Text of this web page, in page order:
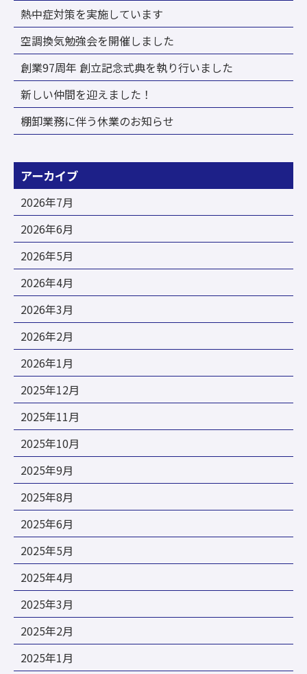
熱中症対策を実施しています
空調換気勉強会を開催しました
創業97周年 創立記念式典を執り行いました
新しい仲間を迎えました！
棚卸業務に伴う休業のお知らせ
アーカイブ
2026年7月
2026年6月
2026年5月
2026年4月
2026年3月
2026年2月
2026年1月
2025年12月
2025年11月
2025年10月
2025年9月
2025年8月
2025年6月
2025年5月
2025年4月
2025年3月
2025年2月
2025年1月